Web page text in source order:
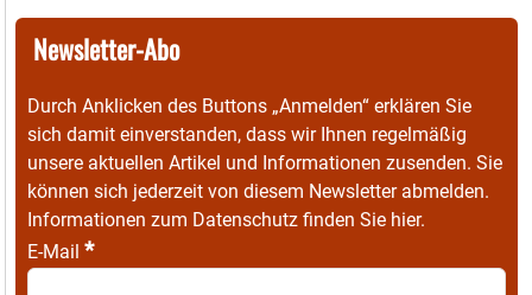
Newsletter-Abo
Durch Anklicken des Buttons „Anmelden“ erklären Sie
sich damit einverstanden, dass wir Ihnen regelmäßig
unsere aktuellen Artikel und Informationen zusenden. Sie
können sich jederzeit von diesem Newsletter abmelden.
Informationen zum Datenschutz finden Sie hier.
E-Mail *